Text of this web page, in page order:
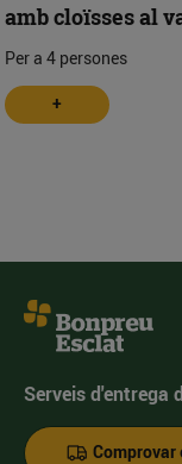
amb cloïsses al
Per a 4 persones
+
Serveis d'entrega
Comprovar